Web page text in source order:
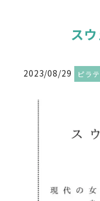
ス
2023/08/29 ピラ